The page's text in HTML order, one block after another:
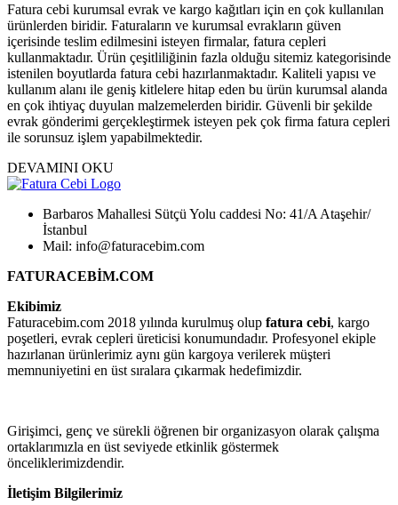
Fatura cebi kurumsal evrak ve kargo kağıtları için en çok kullanılan
ürünlerden biridir. Faturaların ve kurumsal evrakların güven
içerisinde teslim edilmesini isteyen firmalar, fatura cepleri
kullanmaktadır. Ürün çeşitliliğinin fazla olduğu sitemiz kategorisinde
istenilen boyutlarda fatura cebi hazırlanmaktadır. Kaliteli yapısı ve
kullanım alanı ile geniş kitlelere hitap eden bu ürün kurumsal alanda
en çok ihtiyaç duyulan malzemelerden biridir. Güvenli bir şekilde
evrak gönderimi gerçekleştirmek isteyen pek çok firma fatura cepleri
ile sorunsuz işlem yapabilmektedir.
DEVAMINI OKU
Barbaros Mahallesi Sütçü Yolu caddesi No: 41/A Ataşehir/
İstanbul
Mail: info@faturacebim.com
FATURACEBİM.COM
Ekibimiz
Faturacebim.com 2018 yılında kurulmuş olup fatura cebi, kargo
poşetleri, evrak cepleri üreticisi konumundadır. Profesyonel ekiple
hazırlanan ürünlerimiz aynı gün kargoya verilerek müşteri
memnuniyetini en üst sıralara çıkarmak hedefimizdir.
Girişimci, genç ve sürekli öğrenen bir organizasyon olarak çalışma
ortaklarımızla en üst seviyede etkinlik göstermek
önceliklerimizdendir.
İletişim Bilgilerimiz